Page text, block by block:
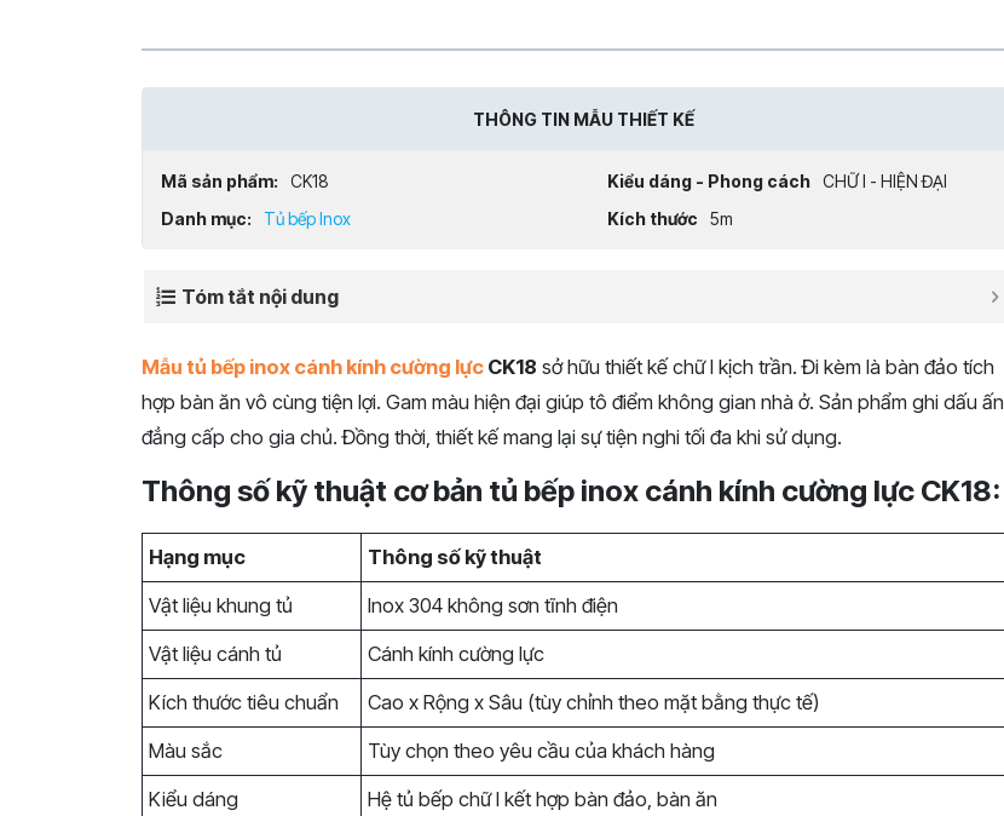
THÔNG TIN MẪU THIẾT KẾ
Mã sản phẩm: CK18 Kiểu dáng - Phong cách CHỮ I - HIỆN ĐẠI
Danh mục:
Tủ bếp Inox Kích thước 5m
Tóm tắt nội dung
Mẫu tủ bếp inox cánh kính cường lực CK18 sở hữu thiết kế chữ I kịch trần. Đi kèm là bàn đảo tích
hợp bàn ăn vô cùng tiện lợi. Gam màu hiện đại giúp tô điểm không gian nhà ở. Sản phẩm ghi dấu ấn
đẳng cấp cho gia chủ. Đồng thời, thiết kế mang lại sự tiện nghi tối đa khi sử dụng.
Thông số kỹ thuật cơ bản tủ bếp inox cánh kính cường lực CK18:
Hạng mục
Thông số kỹ thuật
Vật liệu khung tủ
Inox 304 không sơn tĩnh điện
Vật liệu cánh tủ
Cánh kính cường lực
Kích thước tiêu chuẩn
Cao x Rộng x Sâu (tùy chỉnh theo mặt bằng thực tế)
Màu sắc
Tùy chọn theo yêu cầu của khách hàng
Kiểu dáng
Hệ tủ bếp chữ I kết hợp bàn đảo, bàn ăn